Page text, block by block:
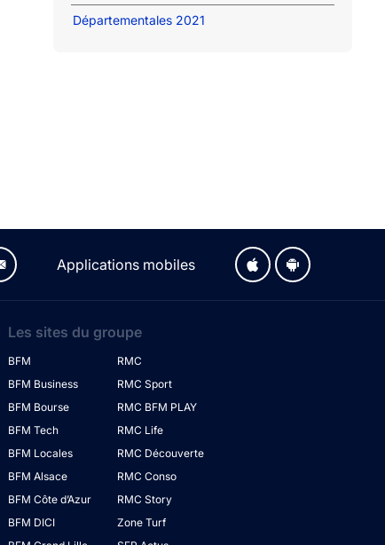
Départementales 2021
Applications mobiles
Les sites du groupe
BFM
BFM Business
BFM Bourse
BFM Tech
BFM Locales
BFM Alsace
BFM Côte d’Azur
BFM DICI
RMC
RMC Sport
RMC BFM PLAY
RMC Life
RMC Découverte
RMC Conso
RMC Story
Zone Turf